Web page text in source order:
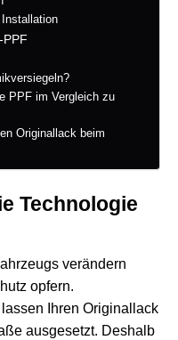
PPF im Vergleich zu
Originallack beim
Technologie
verändern
opfern.
Ihren Originallack
ausgesetzt. Deshalb